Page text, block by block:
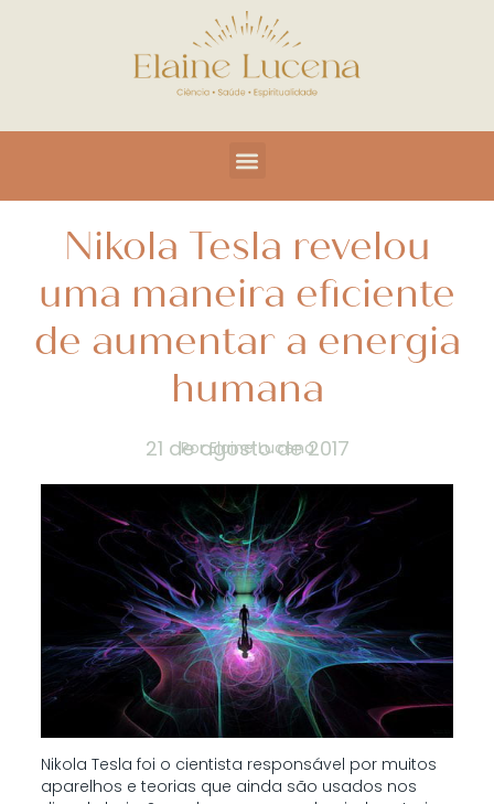
Nikola Tesla revelou
uma maneira eficiente
de aumentar a energia
humana
PorElaine Lucena
21 de agosto de 2017
Nikola Tesla foi o cientista responsável por muitos
aparelhos e teorias que ainda são usados nos